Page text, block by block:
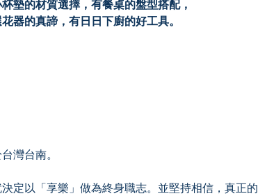
的材質選擇，有餐桌的盤型搭配，
的真諦，有日日下廚的好工具。
台南。
以「享樂」做為終身職志。並堅持相信，真正